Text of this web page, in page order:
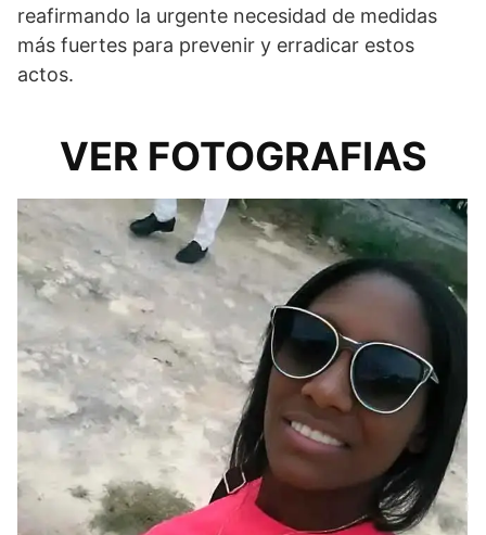
reafirmando la urgente necesidad de medidas
más fuertes para prevenir y erradicar estos
actos.
VER FOTOGRAFIAS